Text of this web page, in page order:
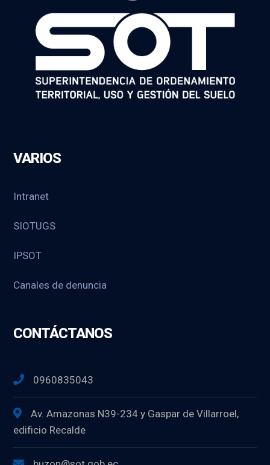
VARIOS
Intranet
SIOTUGS
IPSOT
Canales de denuncia
CONTÁCTANOS
0960835043
Av. Amazonas N39-234 y Gaspar de Villarroel,
edificio Recalde